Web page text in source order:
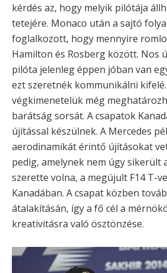
kérdés az, hogy melyik pilótája
tetejére. Monaco után a sajtó
foglalkozott, hogy mennyire
Hamilton és Rosberg között. Nos
pilóta jelenleg éppen jóban van
ezt szeretnék kommunikálni
végkimenetelük még
barátság sorsát. A csapatok
újítással készülnek. A Mercedes
aerodinamikát érintő újításokat
pedig, amelynek nem úgy sikerült
szerette volna, a megújult F14 T-
Kanadában. A csapat közben
átalakításán, így a fő cél a
kreativitásra való ösztönzése.